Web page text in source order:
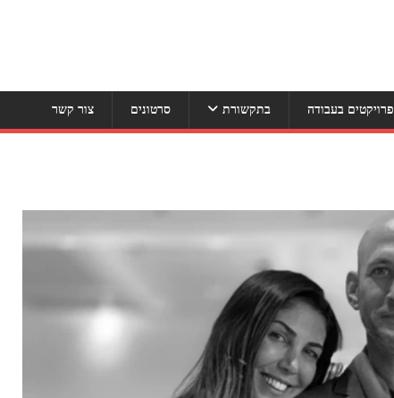
פרויקטים בעבודה בתקשורת סרטונים צור קשר